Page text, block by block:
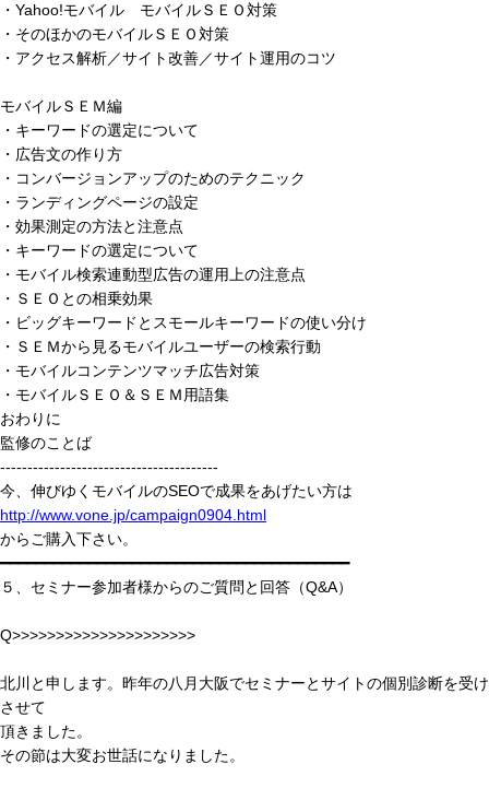
・Yahoo!モバイル モバイルＳＥＯ対策
・そのほかのモバイルＳＥＯ対策
・アクセス解析／サイト改善／サイト運用のコツ
モバイルＳＥＭ編
・キーワードの選定について
・広告文の作り方
・コンバージョンアップのためのテクニック
・ランディングページの設定
・効果測定の方法と注意点
・キーワードの選定について
・モバイル検索連動型広告の運用上の注意点
・ＳＥＯとの相乗効果
・ビッグキーワードとスモールキーワードの使い分け
・ＳＥＭから見るモバイルユーザーの検索行動
・モバイルコンテンツマッチ広告対策
・モバイルＳＥＯ＆ＳＥＭ用語集
おわりに
監修のことば
----------------------------------------
今、伸びゆくモバイルのSEOで成果をあげたい方は
http://www.vone.jp/campaign0904.html
からご購入下さい。
━━━━━━━━━━━━━━━━━━━━━━━━━━━━━━━━━━━━━━━━
５、セミナー参加者様からのご質問と回答（Q&A）
Q>>>>>>>>>>>>>>>>>>>>>
北川と申します。昨年の八月大阪でセミナーとサイトの個別診断を受け
させて
頂きました。
その節は大変お世話になりました。